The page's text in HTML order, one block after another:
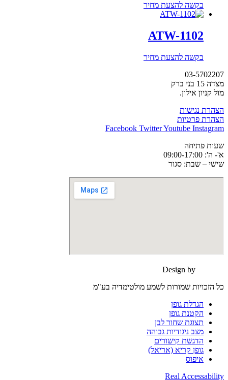
בקשה להצעת מחיר
ATW-1102
בקשה להצעת מחיר
03-5702207
מצדה 15 בני ברק
מול קניון אילון.
הצהרת נגישות
הצהרת פרטיות
Facebook TwitterYoutube Instagram
שעות פתיחה
א'- ה': 09:00-17:00
שישי – שבת: סגור
Design by
כל הזכויות שמורות לשמע מולטימדיה בע"מ
הגדלת גופן
הקטנת גופן
תצוגת שחור לבן
מצב ניגודיות גבוהה
הדגשת קישורים
גופן קריא (אריאל)
איפוס
Real Accessability